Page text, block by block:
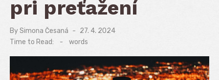
pri preťažení
BySimona Česaná
Posted
on
27. 4. 2024
Time to Read:
- words